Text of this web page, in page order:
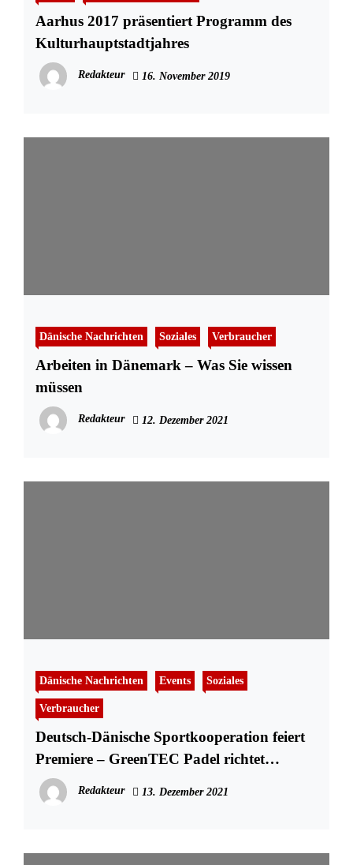
Aarhus 2017 präsentiert Programm des
Kulturhauptstadtjahres
Redakteur 16. November 2019
Dänische Nachrichten Soziales Verbraucher
Arbeiten in Dänemark – Was Sie wissen
müssen
Redakteur 12. Dezember 2021
Dänische Nachrichten Events Soziales
Verbraucher
Deutsch-Dänische Sportkooperation feiert
Premiere – GreenTEC Padel richtet
Spitzenturnier in Tondern aus
Redakteur 13. Dezember 2021